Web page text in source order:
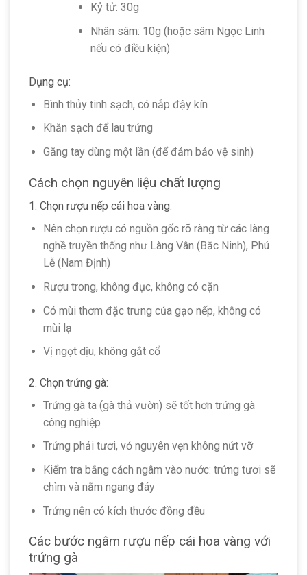
Kỷ tử: 30g
Nhân sâm: 10g (hoặc sâm Ngọc Linh
nếu có điều kiện)
Dụng cụ:
Bình thủy tinh sạch, có nắp đậy kín
Khăn sạch để lau trứng
Găng tay dùng một lần (để đảm bảo vệ sinh)
Cách chọn nguyên liệu chất lượng
1. Chọn rượu nếp cái hoa vàng:
Nên chọn rượu có nguồn gốc rõ ràng từ các làng
nghề truyền thống như Làng Vân (Bắc Ninh), Phú
Lễ (Nam Định)
Rượu trong, không đục, không có cặn
Có mùi thơm đặc trưng của gạo nếp, không có
mùi lạ
Vị ngọt dịu, không gắt cổ
2. Chọn trứng gà:
Trứng gà ta (gà thả vườn) sẽ tốt hơn trứng gà
công nghiệp
Trứng phải tươi, vỏ nguyên vẹn không nứt vỡ
Kiểm tra bằng cách ngâm vào nước: trứng tươi sẽ
chìm và nằm ngang đáy
Trứng nên có kích thước đồng đều
Các bước ngâm rượu nếp cái hoa vàng với
trứng gà